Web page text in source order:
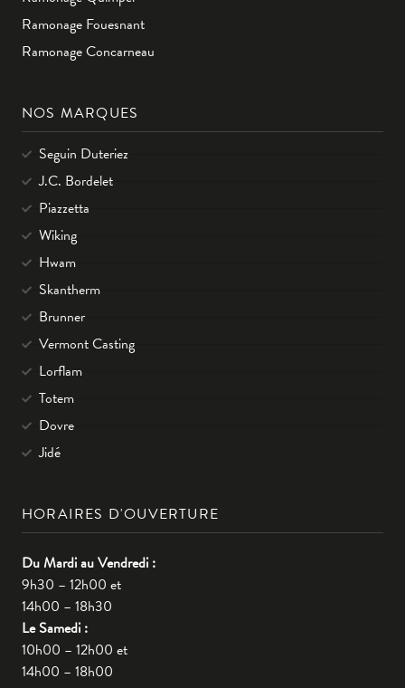
Ramonage Fouesnant
Ramonage Concarneau
NOS MARQUES
Seguin Duteriez
J.C. Bordelet
Piazzetta
Wiking
Hwam
Skantherm
Brunner
Vermont Casting
Lorflam
Totem
Dovre
Jidé
HORAIRES D'OUVERTURE
Du Mardi au Vendredi :
9h30 – 12h00 et
14h00 – 18h30
Le Samedi :
10h00 – 12h00 et
14h00 – 18h00